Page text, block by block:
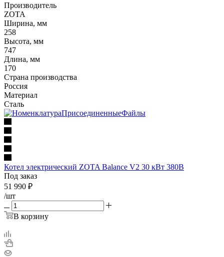
Производитель
ZOTA
Ширина, мм
258
Высота, мм
747
Длина, мм
170
Страна производства
Россия
Материал
Сталь
Котел электрический ZOTA Balance V2 30 кВт 380В
Под заказ
51 990 ₽
/шт
В корзину